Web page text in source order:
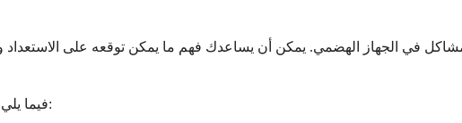
ومشاكل في الجهاز الهضمي. يمكن أن يساعدك فهم ما يمكن توقعه على
فيما يلي الآثار الجانبية التي من المرجح أن تواجهها: